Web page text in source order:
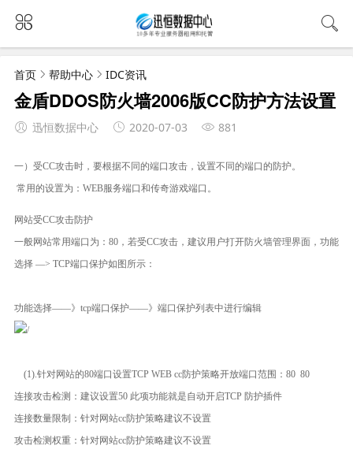
首页 帮助中心 IDC资讯
金盾DDOS防火墙2006版CC防护方法设置
迅恒数据中心 2020-07-03 881
一）受CC攻击时，要根据不同的端口攻击，设置不同的端口的防护。
常用的设置为：WEB服务端口和传奇游戏端口。
网站受CC攻击防护
一般网站常用端口为：80，若受CC攻击，建议用户打开防火墙管理界面，功能
选择 —> TCP端口保护如图所示：
功能选择——》tcp端口保护——》端口保护列表中进行编辑
(1).针对网站的80端口设置TCP WEB cc防护策略开放端口范围：80 80
连接攻击检测：建议设置50 此项功能就是自动开启TCP 防护插件
连接数量限制：针对网站cc防护策略建议不设置
攻击检测权重：针对网站cc防护策略建议不设置